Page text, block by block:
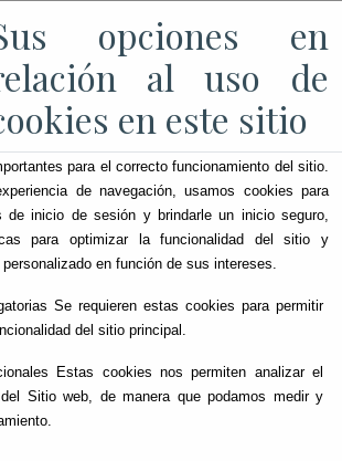
opciones en
al uso de
en este sitio
para el correcto funcionamiento del sitio.
de navegación, usamos cookies para
de inicio de sesión y brindarle un inicio seguro,
para optimizar la funcionalidad del sitio y
en función de sus intereses.
Se requieren estas cookies para permitir
del sitio principal.
Estas cookies nos permiten analizar el
Sitio web, de manera que podamos medir y